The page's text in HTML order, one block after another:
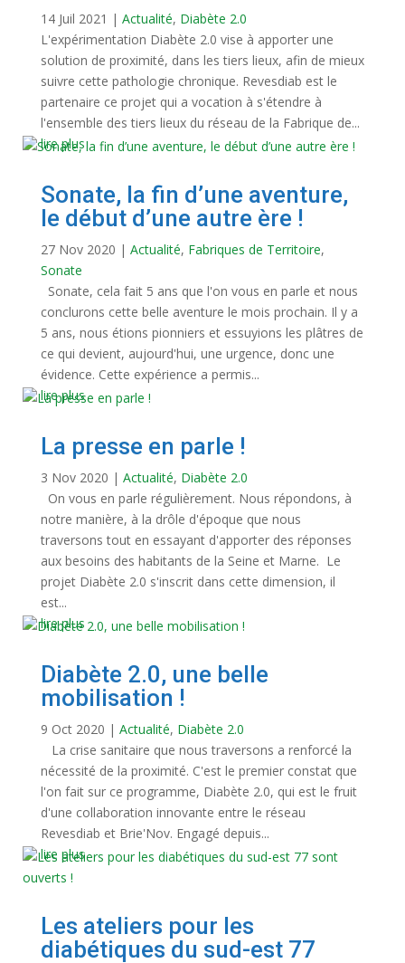
14 Juil 2021 | Actualité, Diabète 2.0
L'expérimentation Diabète 2.0 vise à apporter une
solution de proximité, dans les tiers lieux, afin de mieux
suivre cette pathologie chronique. Revesdiab est le
partenaire ce projet qui a vocation à s'étendre à
l'ensemble des tiers lieux du réseau de la Fabrique de...
lire plus
Sonate, la fin d’une aventure,
le début d’une autre ère !
27 Nov 2020 | Actualité, Fabriques de Territoire,
Sonate
Sonate, cela fait 5 ans que l'on vous en parle et nous
conclurons cette belle aventure le mois prochain. Il y a
5 ans, nous étions pionniers et essuyions les plâtres de
ce qui devient, aujourd'hui, une urgence, donc une
évidence. Cette expérience a permis...
lire plus
La presse en parle !
3 Nov 2020 | Actualité, Diabète 2.0
On vous en parle régulièrement. Nous répondons, à
notre manière, à la drôle d'époque que nous
traversons tout en essayant d'apporter des réponses
aux besoins des habitants de la Seine et Marne. Le
projet Diabète 2.0 s'inscrit dans cette dimension, il
est...
lire plus
Diabète 2.0, une belle
mobilisation !
9 Oct 2020 | Actualité, Diabète 2.0
La crise sanitaire que nous traversons a renforcé la
nécessité de la proximité. C'est le premier constat que
l'on fait sur ce programme, Diabète 2.0, qui est le fruit
d'une collaboration innovante entre le réseau
Revesdiab et Brie'Nov. Engagé depuis...
lire plus
Les ateliers pour les
diabétiques du sud-est 77